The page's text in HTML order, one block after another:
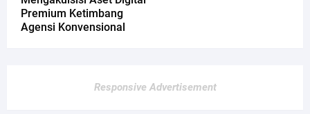
Premium Ketimbang
Agensi Konvensional
Responsive Advertisement